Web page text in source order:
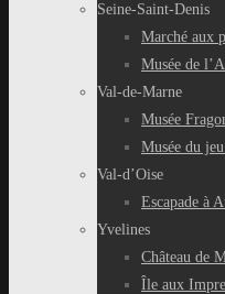
Seine-Saint-Denis
Marché aux
Musée de
Val-de-Marne
Musée
Musée du
Val-d’Oise
Escapade à
Yvelines
Château de
Île aux